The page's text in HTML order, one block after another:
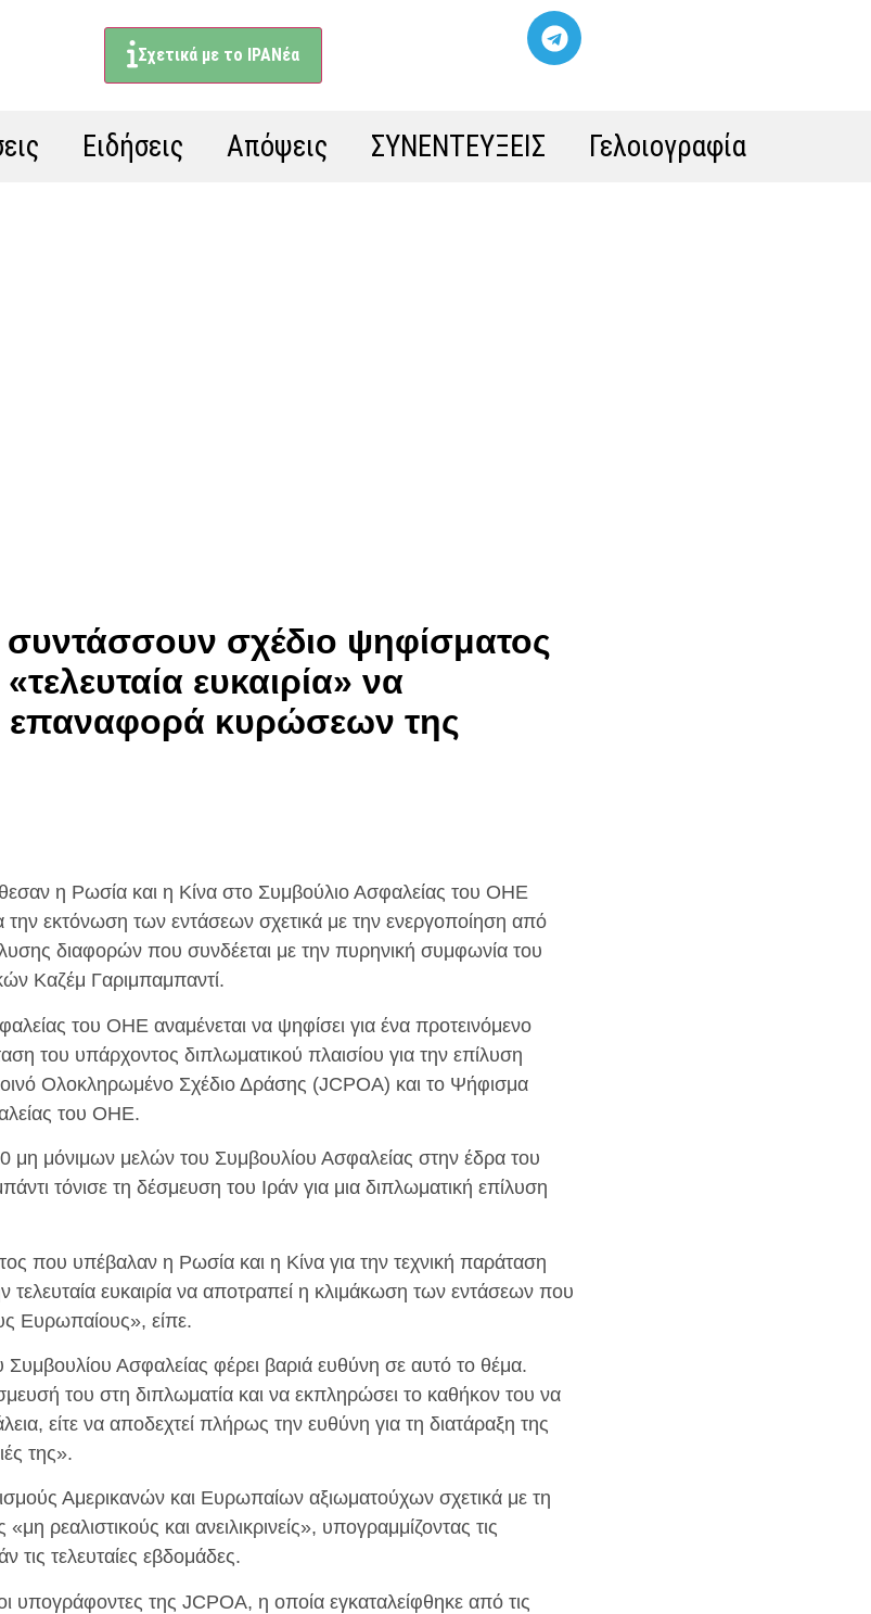
Σχετικά με το ΙΡΑΝέα
Ειδήσεις Απόψεις ΣΥΝΕΝΤΕΥΞΕΙΣ Γελοιογραφία
σχέδιο ψηφίσματος
ευκαιρία» να
επαναφορά κυρώσεων της
η Ρωσία και η Κίνα στο Συμβούλιο Ασφαλείας του ΟΗΕ
την εκτόνωση των εντάσεων σχετικά με την ενεργοποίηση από
διαφορών που συνδέεται με την πυρηνική συμφωνία του
Καζέμ Γαριμπαμπαντί.
του ΟΗΕ αναμένεται να ψηφίσει για ένα προτεινόμενο
του υπάρχοντος διπλωματικού πλαισίου για την επίλυση
Ολοκληρωμένο Σχέδιο Δράσης (JCPOA) και το Ψήφισμα
του ΟΗΕ.
μόνιμων μελών του Συμβουλίου Ασφαλείας στην έδρα του
τόνισε τη δέσμευση του Ιράν για μια διπλωματική επίλυση
που υπέβαλαν η Ρωσία και η Κίνα για την τεχνική παράταση
τελευταία ευκαιρία να αποτραπεί η κλιμάκωση των εντάσεων που
Ευρωπαίους», είπε.
Συμβουλίου Ασφαλείας φέρει βαριά ευθύνη σε αυτό το θέμα.
του στη διπλωματία και να εκπληρώσει το καθήκον του να
είτε να αποδεχτεί πλήρως την ευθύνη για τη διατάραξη της
της».
Αμερικανών και Ευρωπαίων αξιωματούχων σχετικά με τη
ρεαλιστικούς και ανειλικρινείς», υπογραμμίζοντας τις
τις τελευταίες εβδομάδες.
υπογράφοντες της JCPOA, η οποία εγκαταλείφθηκε από τις